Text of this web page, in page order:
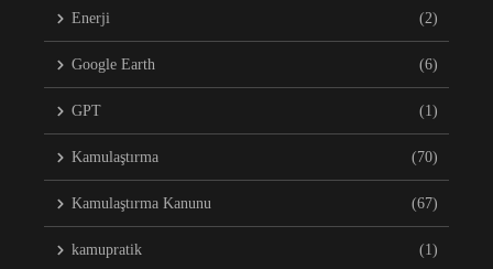
Enerji (2)
Google Earth (6)
GPT (1)
Kamulaştırma (70)
Kamulaştırma Kanunu (67)
kamupratik (1)